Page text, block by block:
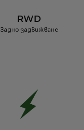
RWD
Задно задвижване